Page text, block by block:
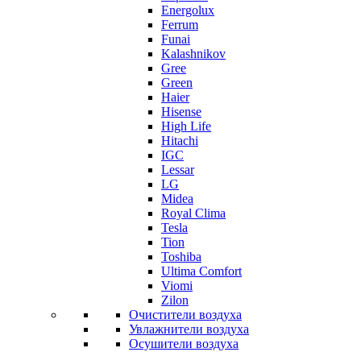
Energolux
Ferrum
Funai
Kalashnikov
Gree
Grеen
Haier
Hisense
High Life
Hitachi
IGC
Lessar
LG
Midea
Royal Clima
Tesla
Tion
Toshiba
Ultima Comfort
Viomi
Zilon
Очистители воздуха
Увлажнители воздуха
Осушители воздуха